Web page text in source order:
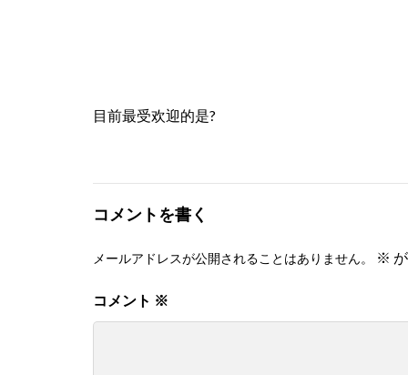
目前最受欢迎的是?
コメントを書く
メールアドレスが公開されることはありません。 ※
コメント ※